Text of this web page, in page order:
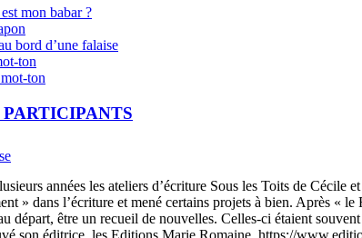
mon babar ?
bord d’une falaise
ton
ton
années les ateliers d’écriture Sous les Toits de
» dans l’écriture et mené certains projets à bien. Après «
départ, être un recueil de nouvelles. Celles-ci étaient
son éditrice, les Editions Marie Romaine, https://